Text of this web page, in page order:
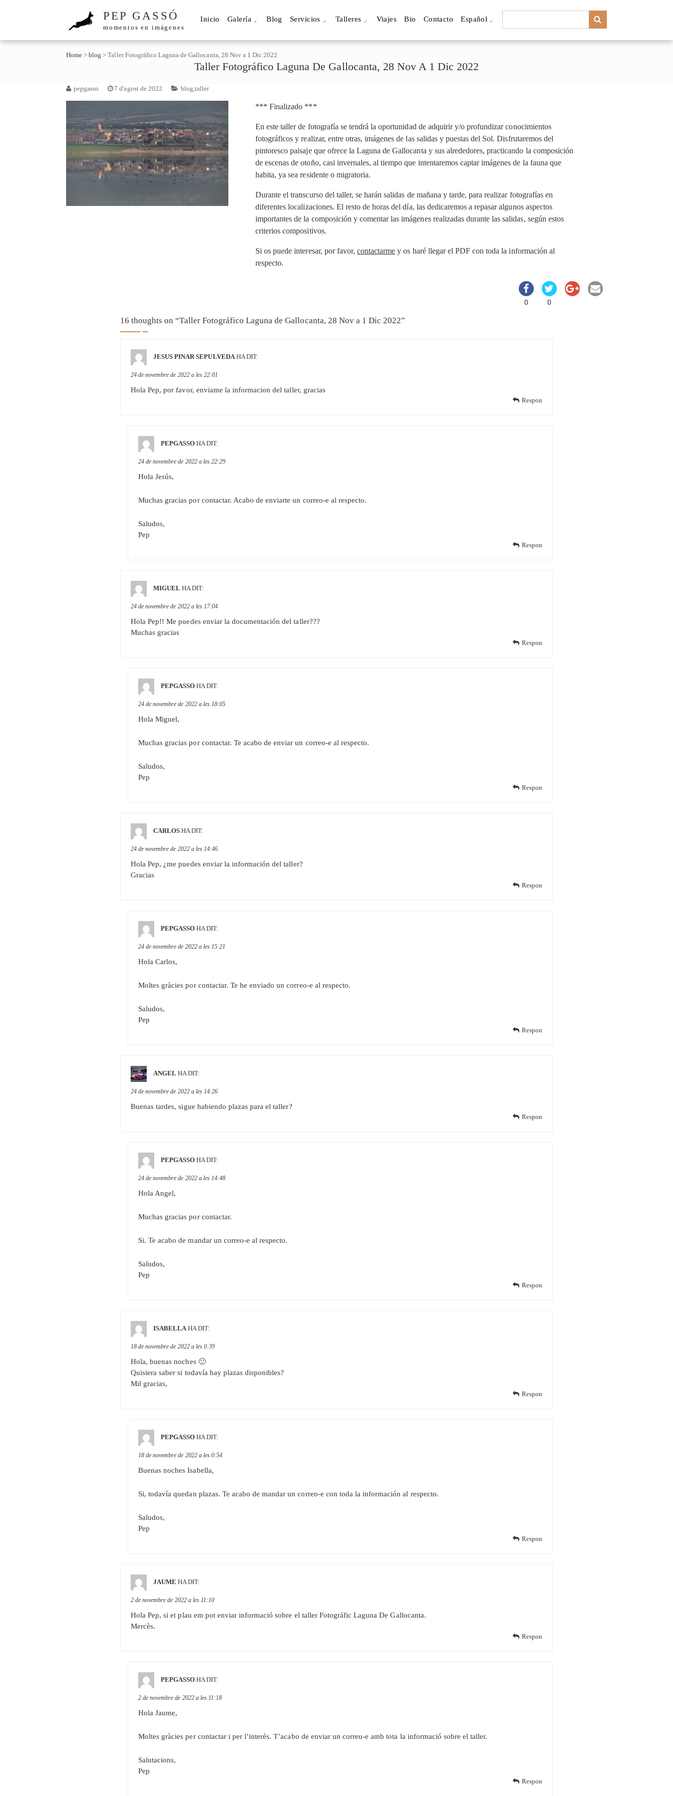
PEP GASSÓ
momentos en imágenes
Inicio Galería Blog Servicios Talleres Viajes Bio Contacto Español
Home >blog >Taller Fotográfico Laguna de Gallocanta, 28 Nov a 1 Dic 2022
Taller Fotográfico Laguna De Gallocanta, 28 Nov A 1 Dic 2022
pepgasso 7 d'agost de 2022 blog,taller
*** Finalizado ***
En este taller de fotografía se tendrá la oportunidad de adquirir y/o profundizar conocimientos
fotográficos y realizar, entre otras, imágenes de las salidas y puestas del Sol. Disfrutaremos del
pintoresco paisaje que ofrece la Laguna de Gallocanta y sus alrededores, practicando la composición
de escenas de otoño, casi invernales, al tiempo que intentaremos captar imágenes de la fauna que
habita, ya sea residente o migratoria.
Durante el transcurso del taller, se harán salidas de mañana y tarde, para realizar fotografías en
diferentes localizaciones. El resto de horas del día, las dedicaremos a repasar algunos aspectos
importantes de la composición y comentar las imágenes realizadas durante las salidas, según estos
criterios compositivos.
Si os puede interesar, por favor,contactarme y os haré llegar el PDF con toda la información al
respecto.
0
0
16 thoughts on “Taller Fotográfico Laguna de Gallocanta, 28 Nov a 1 Dic 2022”
JESUS PINAR SEPULVEDA HA DIT:
24 de novembre de 2022 a les 22:01
Hola Pep, por favor, enviame la informacion del taller, gracias
Respon
PEPGASSO HA DIT:
24 de novembre de 2022 a les 22:29
Hola Jesús,
Muchas gracias por contactar. Acabo de enviarte un correo-e al respecto.
Saludos,
Pep
Respon
MIGUEL HA DIT:
24 de novembre de 2022 a les 17:04
Hola Pep!! Me puedes enviar la documentación del taller???
Muchas gracias
Respon
PEPGASSO HA DIT:
24 de novembre de 2022 a les 18:05
Hola Miguel,
Muchas gracias por contactar. Te acabo de enviar un correo-e al respecto.
Saludos,
Pep
Respon
CARLOS HA DIT:
24 de novembre de 2022 a les 14:46
Hola Pep, ¿me puedes enviar la información del taller?
Gracias
Respon
PEPGASSO HA DIT:
24 de novembre de 2022 a les 15:21
Hola Carlos,
Moltes gràcies por contactar. Te he enviado un correo-e al respecto.
Saludos,
Pep
Respon
ANGEL HA DIT:
24 de novembre de 2022 a les 14:26
Buenas tardes, sigue habiendo plazas para el taller?
Respon
PEPGASSO HA DIT:
24 de novembre de 2022 a les 14:48
Hola Angel,
Muchas gracias por contactar.
Si. Te acabo de mandar un correo-e al respecto.
Saludos,
Pep
Respon
ISABELLA HA DIT:
18 de novembre de 2022 a les 0:39
Hola, buenas noches 🙂
Quisiera saber si todavía hay plazas disponibles?
Mil gracias,
Respon
PEPGASSO HA DIT:
18 de novembre de 2022 a les 0:54
Buenas noches Isabella,
Si, todavía quedan plazas. Te acabo de mandar un correo-e con toda la información al respecto.
Saludos,
Pep
Respon
JAUME HA DIT:
2 de novembre de 2022 a les 11:10
Hola Pep, si et plau em pot enviar informació sobre el taller Fotográfic Laguna De Gallocanta.
Mercès.
Respon
PEPGASSO HA DIT:
2 de novembre de 2022 a les 11:18
Hola Jaume,
Moltes gràcies per contactar i per l’interès. T’acabo de enviar un correu-e amb tota la informació sobre el taller.
Salutacions,
Pep
Respon